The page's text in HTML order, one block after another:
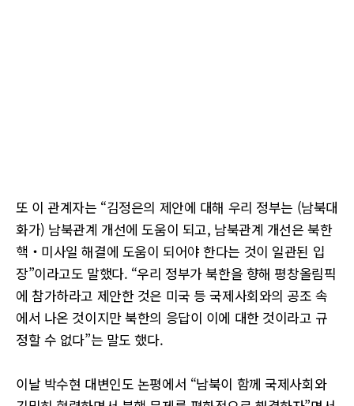
또 이 관계자는 “김정은의 제안에 대해 우리 정부는 (남북대
화가) 남북관계 개선에 도움이 되고, 남북관계 개선은 북한
핵‧미사일 해결에 도움이 되어야 한다는 것이 일관된 입
장”이라고도 말했다. “우리 정부가 북한을 향해 평창올림픽
에 참가하라고 제안한 것은 미국 등 국제사회와의 공조 속
에서 나온 것이지만 북한의 응답이 이에 대한 것이라고 규
정할 수 없다”는 말도 했다.
이날 박수현 대변인도 논평에서 “남북이 함께 국제사회와